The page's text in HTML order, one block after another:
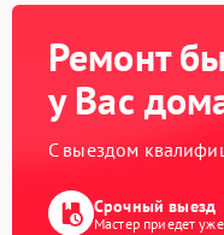
Ремонт
у Вас
С выездом
Срочный выезд
Мастер приедет